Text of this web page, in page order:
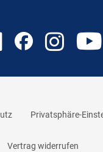
Privatsphäre-
Vertrag widerrufen